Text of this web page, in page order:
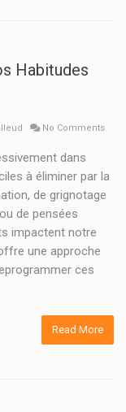
Habitudes
No Comments
dans
à éliminer par la
de grignotage
de pensées
impactent notre
une approche
ces
Read More